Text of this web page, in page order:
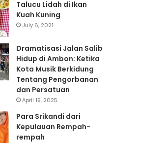
Talucu Lidah di Ikan
Kuah Kuning
July 6, 2021
Dramatisasi Jalan Salib
Hidup di Ambon: Ketika
Kota Musik Berkidung
Tentang Pengorbanan
dan Persatuan
April 19, 2025
Para Srikandi dari
Kepulauan Rempah-
rempah